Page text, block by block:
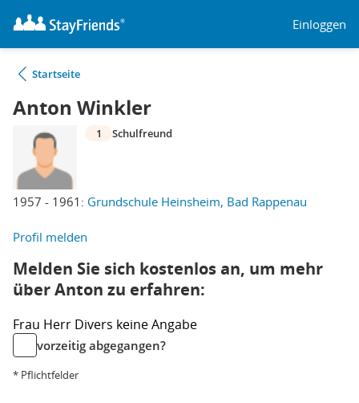
Einloggen
Startseite
Anton Winkler
1957 - 1961: Grundschule Heinsheim, Bad Rappenau
1 Schulfreund
Profil melden
Melden Sie sich kostenlos an, um mehr
über Anton zu erfahren:
Frau Herr Divers keine Angabe
vorzeitig abgegangen?
* Pflichtfelder